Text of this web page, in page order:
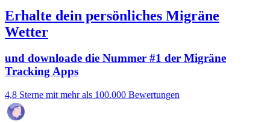
Erhalte dein persönliches Migräne
Wetter
und downloade die Nummer #1 der Migräne
Tracking Apps
4,8 Sterne mit mehr als 100.000 Bewertungen